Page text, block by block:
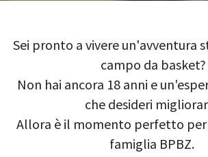
Sei pronto a vivere un'avventura straordinaria sul
campo da basket?
Non hai ancora 18 anni e
che desideri
Allora è il momento perfetto per
famiglia BPBZ.